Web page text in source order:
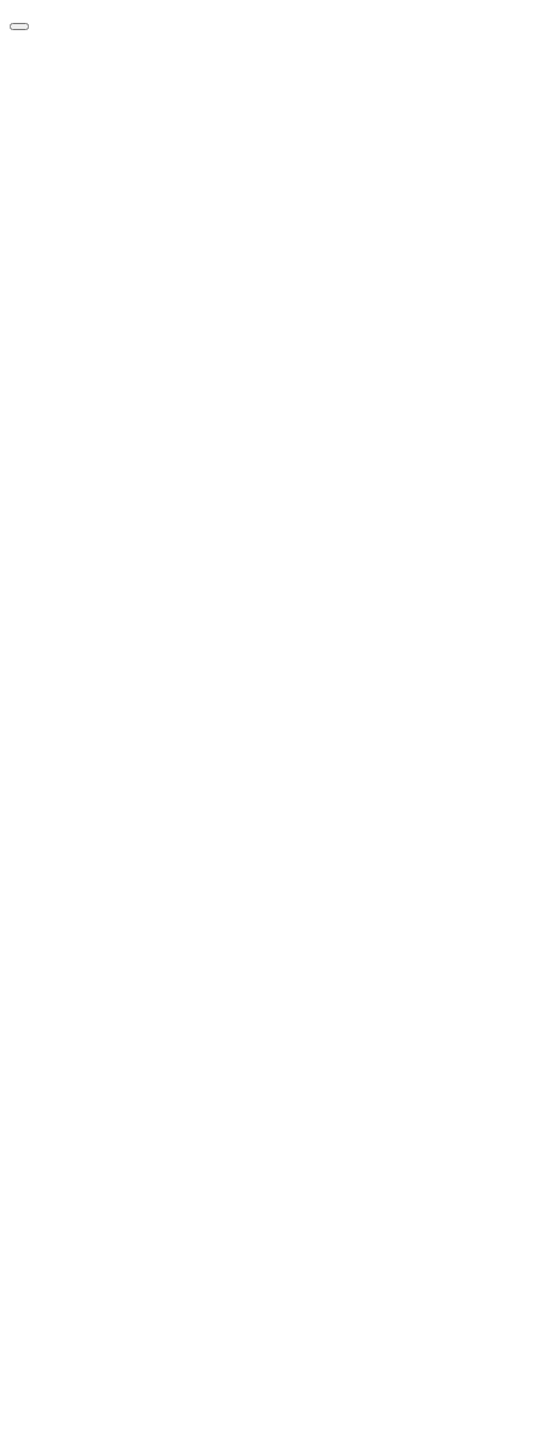
Skip